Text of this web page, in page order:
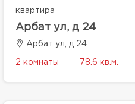
квартира
Арбат ул, д 24
Арбат ул, д 24
2 комнаты 78.6 кв.м.